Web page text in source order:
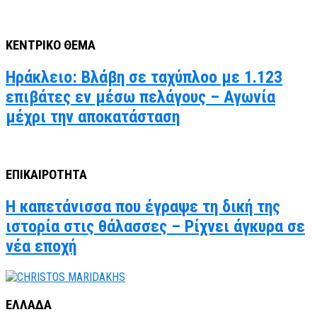
ΚΕΝΤΡΙΚΟ ΘΕΜΑ
Ηράκλειο: Βλάβη σε ταχύπλοο με 1.123
επιβάτες εν μέσω πελάγους – Αγωνία
μέχρι την αποκατάσταση
ΕΠΙΚΑΙΡΟΤΗΤΑ
Η καπετάνισσα που έγραψε τη δική της
ιστορία στις θάλασσες – Ρίχνει άγκυρα σε
νέα εποχή
ΕΛΛΑΔΑ